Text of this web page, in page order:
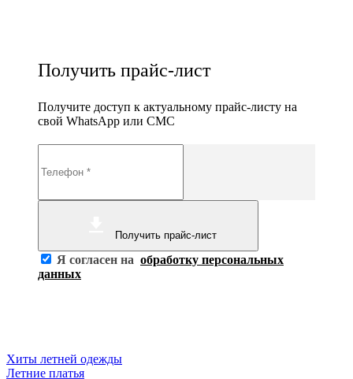
Получить прайс-лист
Получите доступ к актуальному прайс-листу на
свой WhatsApp или СМС
Получить прайс-лист
Я согласен на обработку персональных
данных
Хиты летней одежды
Летние платья